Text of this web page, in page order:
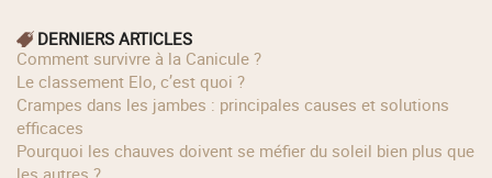
DERNIERS ARTICLES
Comment survivre à la Canicule ?
Le classement Elo, c’est quoi ?
Crampes dans les jambes : principales causes et solutions
efficaces
Pourquoi les chauves doivent se méfier du soleil bien plus que